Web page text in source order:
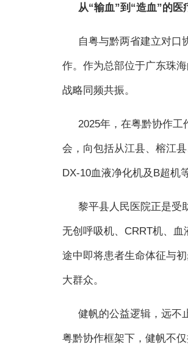
从“输血”到“造血”的医
自粤与黔两省建立对口
作。作为总部位于广东珠
战略同频共振。
2025年，在粤黔协作
会，向包括从江县、榕江
DX-10血液净化机及B超机
黎平县人民医院正是受
无创呼吸机、CRRT机、
途中即将患者生命体征与
大群众。
健帆的公益逻辑，远不
粤黔协作框架下，健帆不